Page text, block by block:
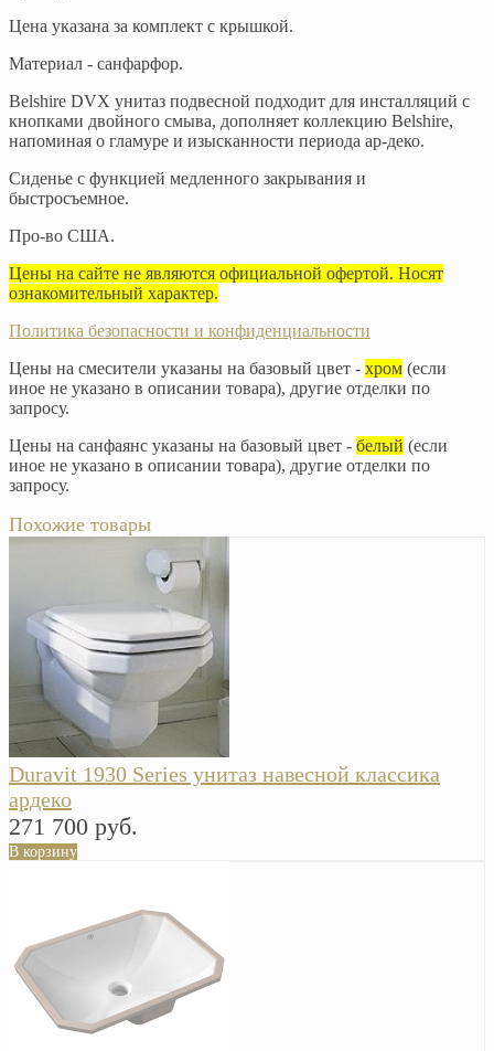
Цена указана за комплект с крышкой.
Материал - санфарфор.
Belshire DVX унитаз подвесной подходит для инсталляций с
кнопками двойного смыва, дополняет коллекцию Belshire,
напоминая о гламуре и изысканности периода ар-деко.
Сиденье с функцией медленного закрывания и
быстросъемное.
Про-во США.
Цены на сайте не являются официальной офертой. Носят
ознакомительный характер.
Политика безопасности и конфиденциальности
Цены на смесители указаны на базовый цвет - хром (если
иное не указано в описании товара), другие отделки по
запросу.
Цены на санфаянс указаны на базовый цвет - белый (если
иное не указано в описании товара), другие отделки по
запросу.
Похожие товары
Duravit 1930 Series унитаз навесной классика
ардеко
271 700 руб.
В корзину